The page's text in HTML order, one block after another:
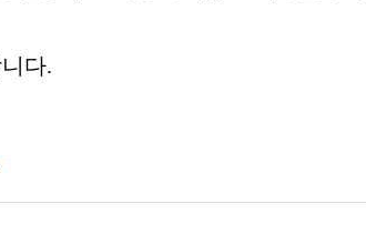
다.